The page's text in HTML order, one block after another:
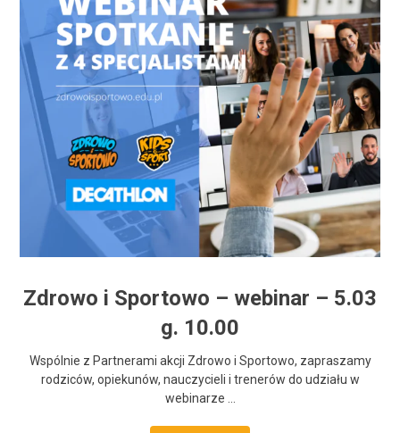
Zdrowo i Sportowo – webinar – 5.03
g. 10.00
Wspólnie z Partnerami akcji Zdrowo i Sportowo, zapraszamy
rodziców, opiekunów, nauczycieli i trenerów do udziału w
webinarze ...